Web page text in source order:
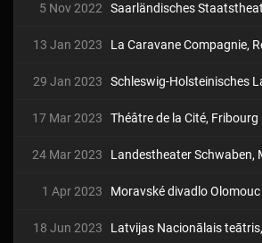
5 Nov 2022 Saarländisches
13 Jan 2023 La Caravane Compagnie,
29 Jan 2023 Schleswig-Holsteinisches
17 Mar 2023 Théâtre de la Cité, Fribourg
24 Mar 2023 Landestheater Schwaben,
1 Apr 2023 Moravské divadlo Olomouc
18 Jun 2023 Latvijas Nacionālais